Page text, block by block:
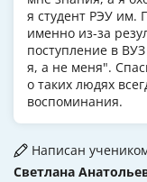
я студент РЭУ им.
именно из-за
поступление в
я, а не меня".
о таких людях
воспоминания.
Светлана
Написан